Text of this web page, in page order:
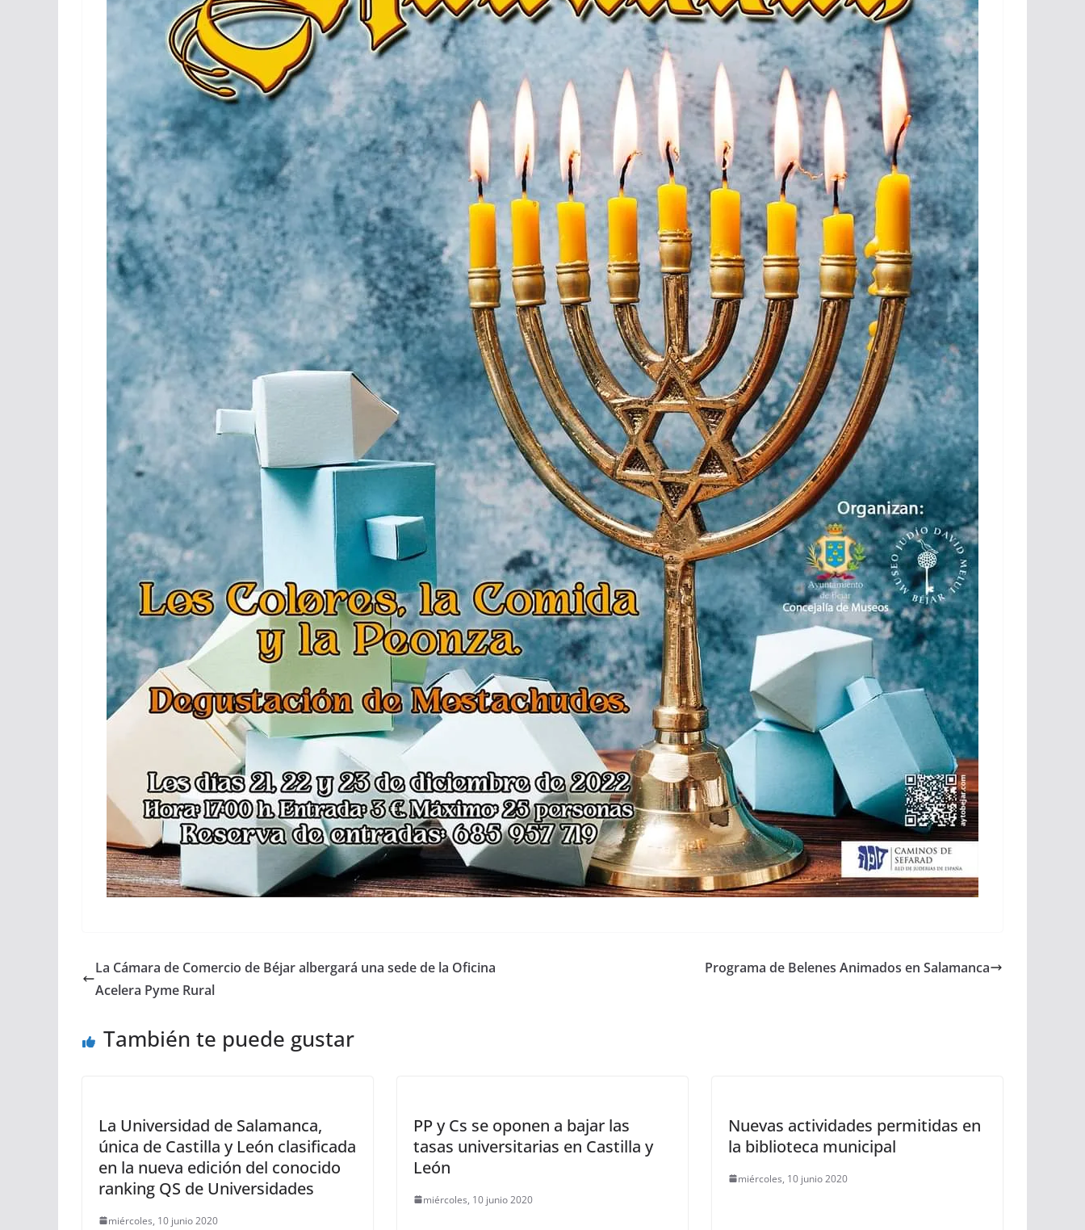
La Cámara de Comercio de Béjar albergará una sede de la Oficina
Acelera Pyme Rural
Programa de Belenes Animados en Salamanca
También te puede gustar
La Universidad de Salamanca,
única de Castilla y León clasificada
en la nueva edición del conocido
ranking QS de Universidades
miércoles, 10 junio 2020
PP y Cs se oponen a bajar las
tasas universitarias en Castilla y
León
miércoles, 10 junio 2020
Nuevas actividades permitidas en
la biblioteca municipal
miércoles, 10 junio 2020